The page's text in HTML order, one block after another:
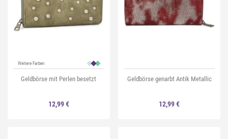
Weitere Farben
Geldbörse mit Perlen besetzt
12,99 €
Geldbörse genarbt Antik Metallic
12,99 €